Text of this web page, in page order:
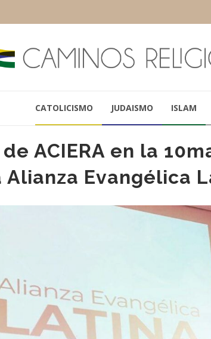
CATOLICISMO JUDAISMO ISLAM
ACIERA en la
Alianza Evangélica